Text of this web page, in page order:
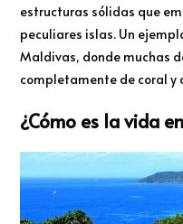
estructuras sólidas que
peculiares islas. Un
Maldivas, donde muchas
completamente de coral y
¿Cómo es la vida